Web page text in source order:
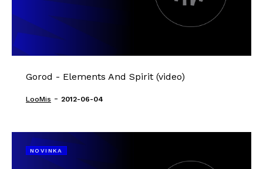
Gorod - Elements And Spirit (video)
LooMis - 2012-06-04
NOVINKA